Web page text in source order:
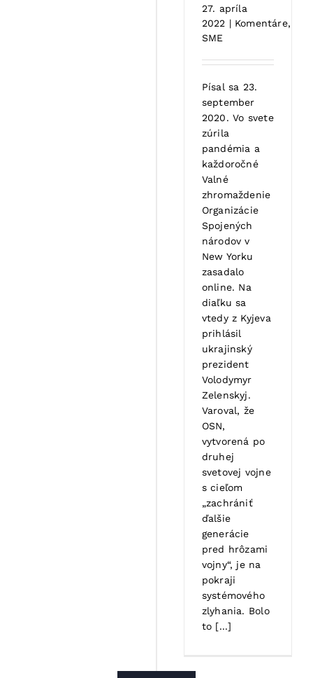
27. apríla
2022 | Komentáre,
SME
Písal sa 23.
september
2020. Vo svete
zúrila
pandémia a
každoročné
Valné
zhromaždenie
Organizácie
Spojených
národov v
New Yorku
zasadalo
online. Na
diaľku sa
vtedy z Kyjeva
prihlásil
ukrajinský
prezident
Volodymyr
Zelenskyj.
Varoval, že
OSN,
vytvorená po
druhej
svetovej vojne
s cieľom
„zachrániť
ďalšie
generácie
pred hrôzami
vojny“, je na
pokraji
systémového
zlyhania. Bolo
to [...]